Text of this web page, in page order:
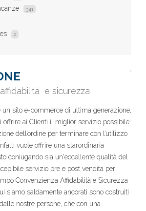
341
2
e sicurezza
un sito e-commerce di ultima generazione,
offrire ai Clienti il miglior servizio possibile:
dell’ordine per terminare con l’utilizzo
vuole offrire una starordinaria
coniugando sia un'eccellente qualità del
servizio pre e post vendita per
Convenzienza Affidabilità e Sicurezza
siamo saldamente ancorati sono costruiti
nostre persone, che con una